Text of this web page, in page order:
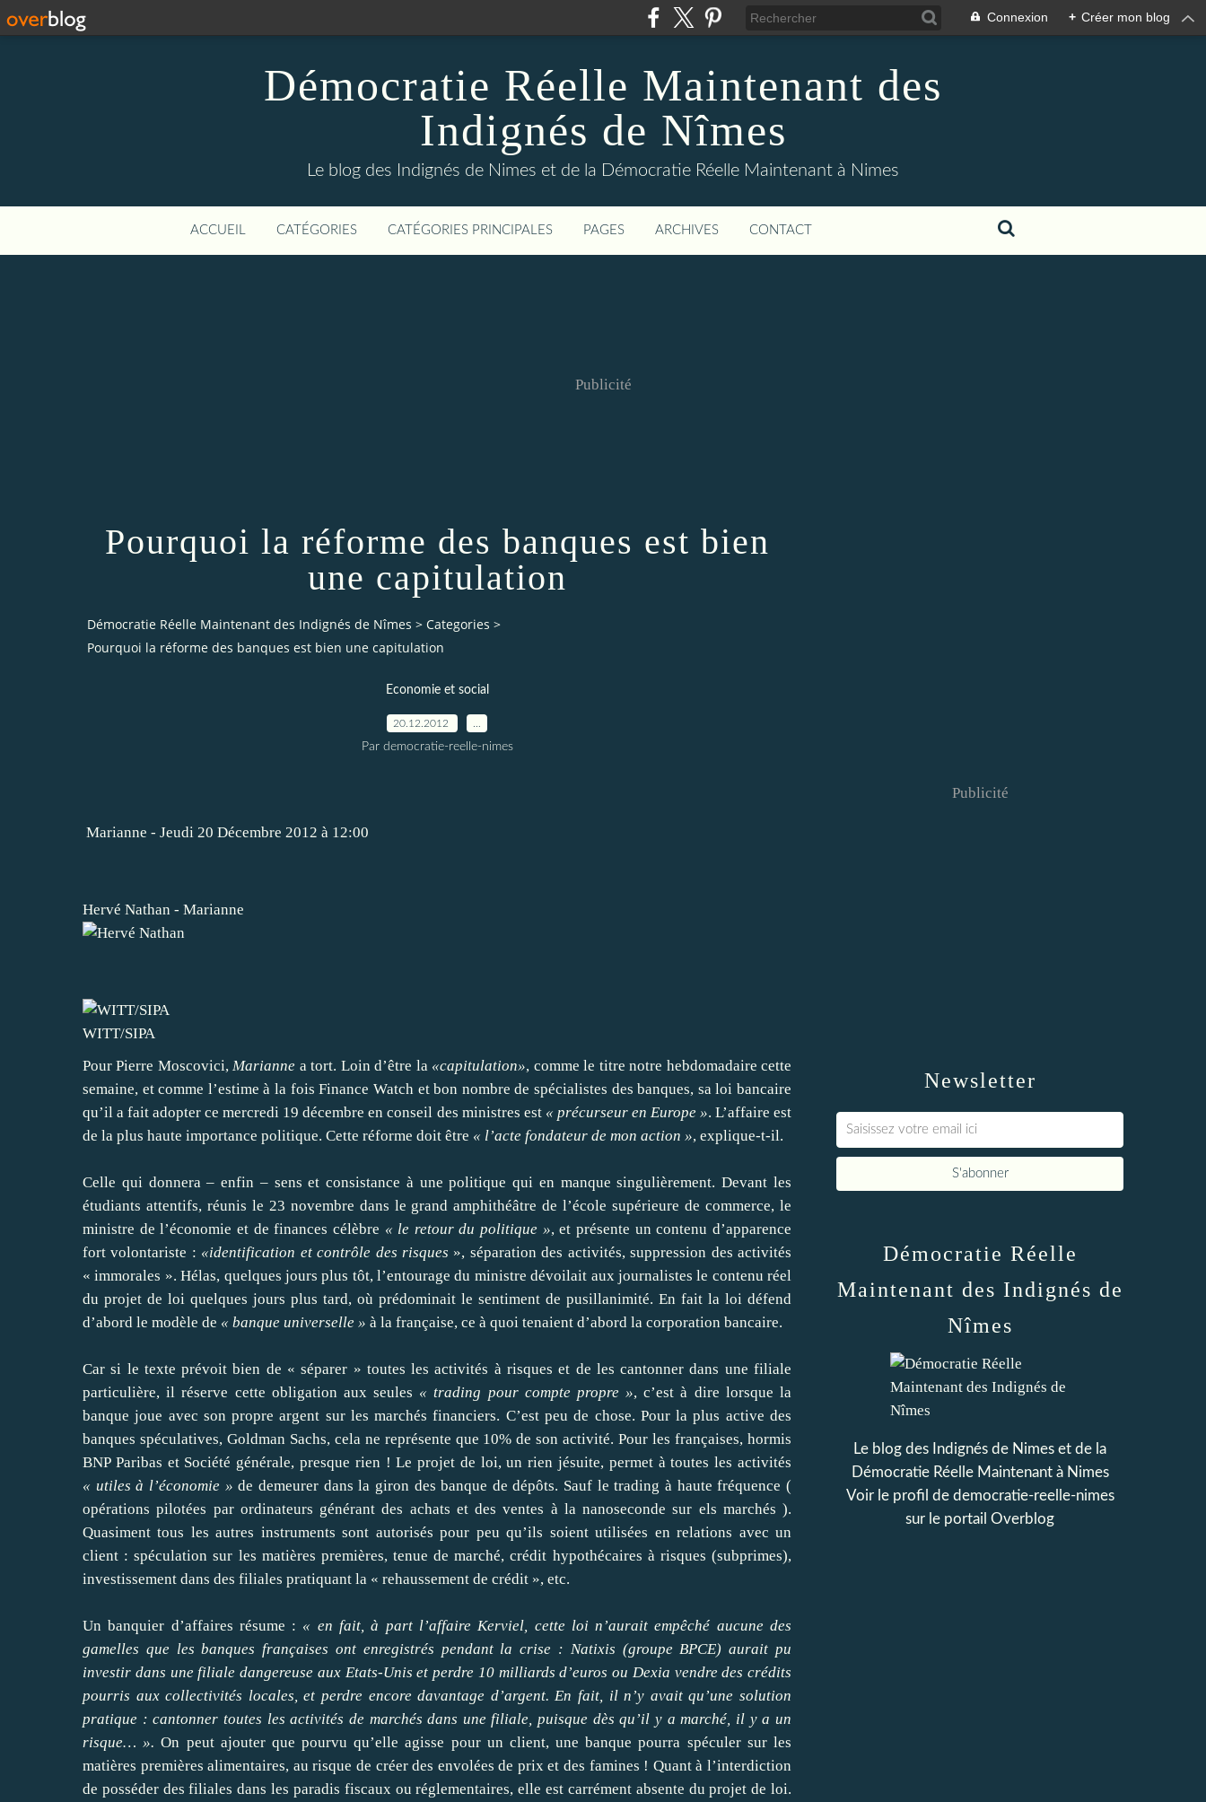
Connexion + Créer mon blog
Démocratie Réelle Maintenant des
Indignés de Nîmes
Le blog des Indignés de Nimes et de la Démocratie Réelle Maintenant à Nimes
ACCUEIL CATÉGORIES CATÉGORIES PRINCIPALES PAGES ARCHIVES CONTACT
Publicité
Pourquoi la réforme des banques est bien
une capitulation
Démocratie Réelle Maintenant des Indignés de Nîmes > Categories >
Pourquoi la réforme des banques est bien une capitulation
Economie et social
20.12.2012
Par democratie-reelle-nimes
Marianne - Jeudi 20 Décembre 2012 à 12:00
Hervé Nathan - Marianne
WITT/SIPA
Pour Pierre Moscovici, Marianne a tort. Loin d’être la «capitulation», comme le titre notre hebdomadaire cette
semaine, et comme l’estime à la fois Finance Watch et bon nombre de spécialistes des banques, sa loi bancaire
qu’il a fait adopter ce mercredi 19 décembre en conseil des ministres est « précurseur en Europe ». L’affaire est
de la plus haute importance politique. Cette réforme doit être « l’acte fondateur de mon action », explique-t-il.
Celle qui donnera – enfin – sens et consistance à une politique qui en manque singulièrement. Devant les
étudiants attentifs, réunis le 23 novembre dans le grand amphithéâtre de l’école supérieure de commerce, le
ministre de l’économie et de finances célèbre « le retour du politique », et présente un contenu d’apparence
fort volontariste : «identification et contrôle des risques », séparation des activités, suppression des activités
« immorales ». Hélas, quelques jours plus tôt, l’entourage du ministre dévoilait aux journalistes le contenu réel
du projet de loi quelques jours plus tard, où prédominait le sentiment de pusillanimité. En fait la loi défend
d’abord le modèle de « banque universelle » à la française, ce à quoi tenaient d’abord la corporation bancaire.
Car si le texte prévoit bien de « séparer » toutes les activités à risques et de les cantonner dans une filiale
particulière, il réserve cette obligation aux seules « trading pour compte propre », c’est à dire lorsque la
banque joue avec son propre argent sur les marchés financiers. C’est peu de chose. Pour la plus active des
banques spéculatives, Goldman Sachs, cela ne représente que 10% de son activité. Pour les françaises, hormis
BNP Paribas et Société générale, presque rien ! Le projet de loi, un rien jésuite, permet à toutes les activités
« utiles à l’économie » de demeurer dans la giron des banque de dépôts. Sauf le trading à haute fréquence (
opérations pilotées par ordinateurs générant des achats et des ventes à la nanoseconde sur els marchés ).
Quasiment tous les autres instruments sont autorisés pour peu qu’ils soient utilisées en relations avec un
client : spéculation sur les matières premières, tenue de marché, crédit hypothécaires à risques (subprimes),
investissement dans des filiales pratiquant la « rehaussement de crédit », etc.
Un banquier d’affaires résume : « en fait, à part l’affaire Kerviel, cette loi n’aurait empêché aucune des
gamelles que les banques françaises ont enregistrés pendant la crise : Natixis (groupe BPCE) aurait pu
investir dans une filiale dangereuse aux Etats-Unis et perdre 10 milliards d’euros ou Dexia vendre des crédits
pourris aux collectivités locales, et perdre encore davantage d’argent. En fait, il n’y avait qu’une solution
pratique : cantonner toutes les activités de marchés dans une filiale, puisque dès qu’il y a marché, il y a un
risque… ». On peut ajouter que pourvu qu’elle agisse pour un client, une banque pourra spéculer sur les
matières premières alimentaires, au risque de créer des envolées de prix et des famines ! Quant à l’interdiction
de posséder des filiales dans les paradis fiscaux ou réglementaires, elle est carrément absente du projet de loi.
Newsletter
Publicité
Démocratie Réelle
Maintenant des Indignés de
Nîmes
Le blog des Indignés de Nimes et de la
Démocratie Réelle Maintenant à Nimes
Voir le profil de democratie-reelle-nimes
sur le portail Overblog